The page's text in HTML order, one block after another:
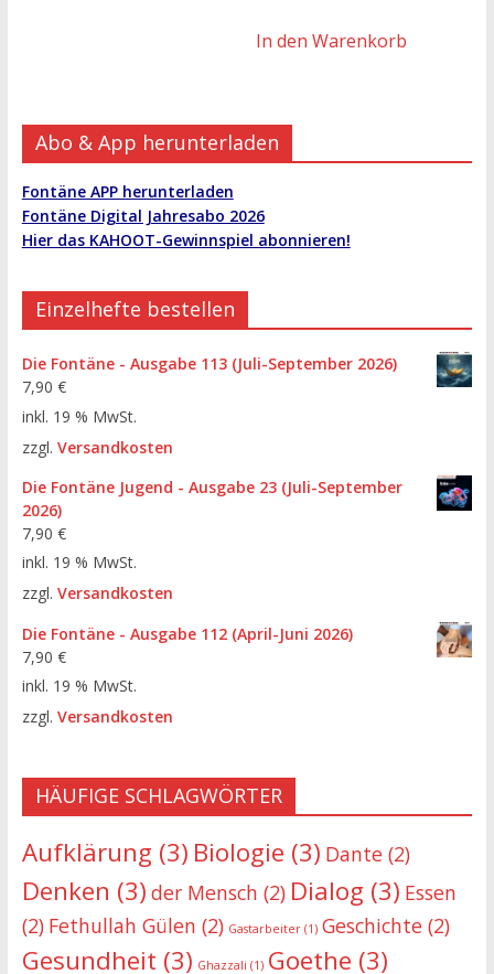
In den Warenkorb
Abo & App herunterladen
Fontäne APP herunterladen
Fontäne Digital Jahresabo 2026
Hier das KAHOOT-Gewinnspiel abonnieren!
Einzelhefte bestellen
Die Fontäne - Ausgabe 113 (Juli-September 2026)
7,90 €
inkl. 19 % MwSt.
zzgl. Versandkosten
Die Fontäne Jugend - Ausgabe 23 (Juli-September
2026)
7,90 €
inkl. 19 % MwSt.
zzgl. Versandkosten
Die Fontäne - Ausgabe 112 (April-Juni 2026)
7,90 €
inkl. 19 % MwSt.
zzgl. Versandkosten
HÄUFIGE SCHLAGWÖRTER
Aufklärung (3) Biologie (3) Dante(2)
Denken (3) der Mensch (2) Dialog (3) Essen
(2) Fethullah Gülen (2) Gastarbeiter(1) Geschichte(2)
Gesundheit (3) Ghazzali (1) Goethe (3)